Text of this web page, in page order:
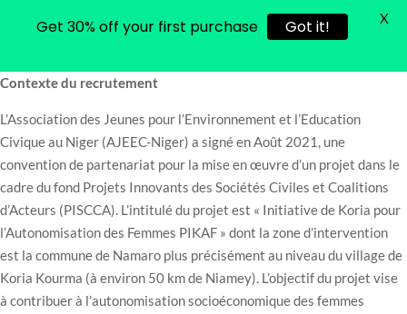
Contexte du recrutement
L’Association des Jeunes pour l’Environnement et l’Education
Civique au Niger (AJEEC-Niger) a signé en Août 2021, une
convention de partenariat pour la mise en œuvre d’un projet dans le
cadre du fond Projets Innovants des Sociétés Civiles et Coalitions
d’Acteurs (PISCCA). L’intitulé du projet est « Initiative de Koria pour
l’Autonomisation des Femmes PIKAF » dont la zone d’intervention
est la commune de Namaro plus précisément au niveau du village de
Koria Kourma (à environ 50 km de Niamey). L’objectif du projet vise
à contribuer à l’autonomisation socioéconomique des femmes
Get 30% off your first purchase Got it! X